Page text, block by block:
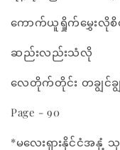
ကောက်ယူရှိုက်မွှေးလို
ဆည်းလည်းသံလို
လေတိုက်တိုင်း တချွင်ခ
Page - 90
*မလေးရှားနိုင်ငံအနှံ့